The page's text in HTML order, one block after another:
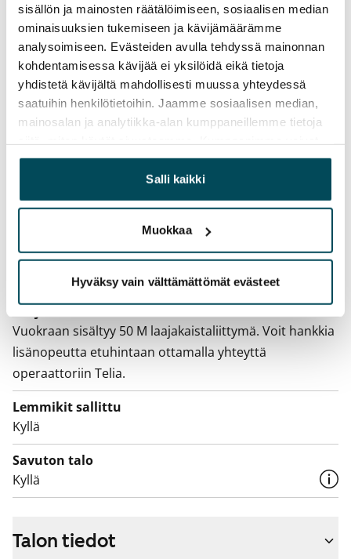
sisällön ja mainosten räätälöimiseen, sosiaalisen median
ominaisuuksien tukemiseen ja kävijämäärämme
analysoimiseen. Evästeiden avulla tehdyssä mainonnan
kohdentamisessa kävijää ei yksilöidä eikä tietoja
yhdistetä kävijältä mahdollisesti muussa yhteydessä
saatuihin henkilötietoihin. Jaamme sosiaalisen median,
mainosalan ja analytiikka-alan kumppaneillemme tietoja
yhdistää näitä tietoja muihin tietoihin, joita olet antanut
heille tai joita on kerätty, kun olet käyttänyt heidän
palvelujaan.
Salli kaikki
Muokkaa
Hyväksy vain välttämättömät evästeet
Toistaiseksi voimassa oleva, minimi asumisaika
12 kk
Irtisanomis­mahdollisuus
12 kk vuokrasopimuksesta tai sopimussakolla
aiemmin
Pakollinen, ei sisälly vuokraan
Vesimaksu
Sähkömaksu
Vuokralainen solmii itse sähkösopimuksen.
Vuokraan sisältyy 50 M laajakaistaliittymä. Voit hankkia
lisänopeutta etuhintaan ottamalla yhteyttä
operaattoriin Telia.
Lemmikit sallittu
Kyllä
Savuton talo
Kyllä
Talon tiedot